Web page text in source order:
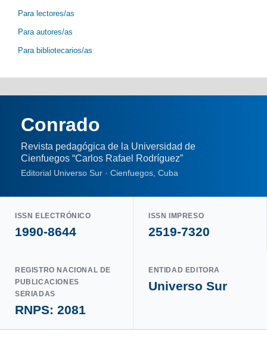
Para lectores/as
Para autores/as
Para bibliotecarios/as
Conrado
Revista pedagógica de la Universidad de
Cienfuegos “Carlos Rafael Rodríguez”
Editorial Universo Sur · Cienfuegos, Cuba
ISSN ELECTRÓNICO
1990-8644
ISSN IMPRESO
2519-7320
REGISTRO NACIONAL DE
PUBLICACIONES
SERIADAS
RNPS: 2081
ENTIDAD EDITORA
Universo Sur